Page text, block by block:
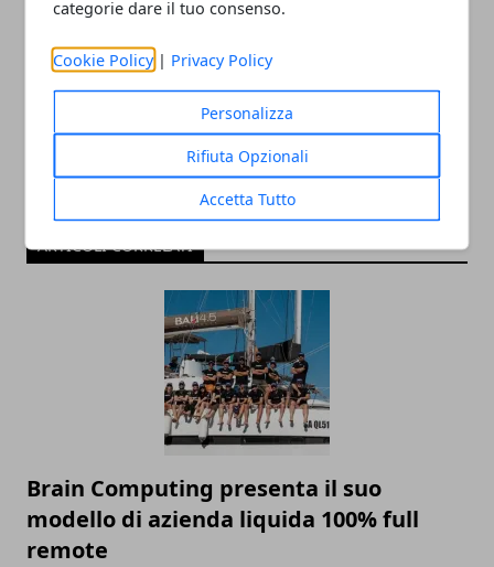
categorie dare il tuo consenso.
Cookie Policy | Privacy Policy
Personalizza
Rifiuta Opzionali
Accetta Tutto
ARTICOLI CORRELATI
Brain Computing presenta il suo
modello di azienda liquida 100% full
remote